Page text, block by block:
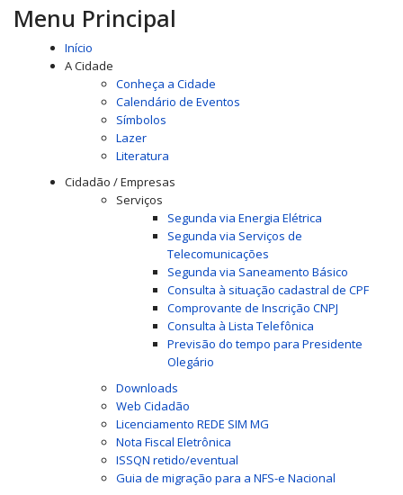
Menu Principal
Início
A Cidade
Conheça a Cidade
Calendário de Eventos
Símbolos
Lazer
Literatura
Cidadão / Empresas
Serviços
Segunda via Energia Elétrica
Segunda via Serviços de
Telecomunicações
Segunda via Saneamento Básico
Consulta à situação cadastral de CPF
Comprovante de Inscrição CNPJ
Consulta à Lista Telefônica
Previsão do tempo para Presidente
Olegário
Downloads
Web Cidadão
Licenciamento REDE SIM MG
Nota Fiscal Eletrônica
ISSQN retido/eventual
Guia de migração para a NFS-e Nacional